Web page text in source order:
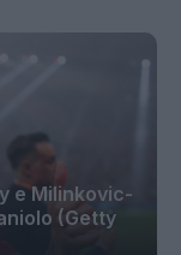
e Milinkovic-
(Getty